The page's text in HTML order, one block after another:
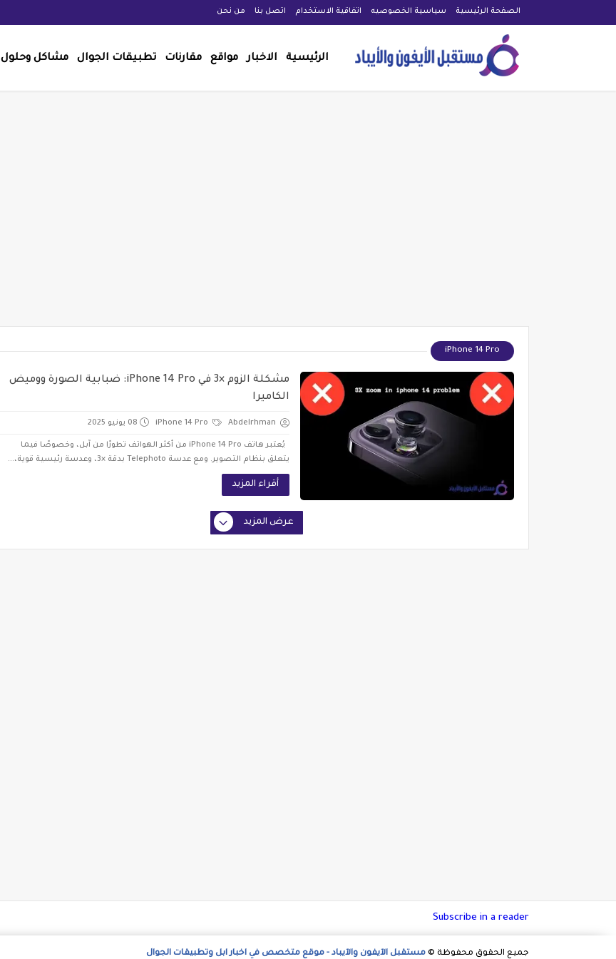
الصفحة الرئيسية سياسية الخصوصيه اتفاقية الاستخدام اتصل بنا من نحن
الرئيسية الاخبار مواقع مقارنات تطبيقات الجوال مشاكل وحلول
iPhone 14 Pro
مشكلة الزوم ×3 في iPhone 14 Pro: ضبابية الصورة ووميض
الكاميرا
Abdelrhman 08 يونيو 2025
يُعتبر هاتف iPhone 14 Pro من أكثر الهواتف تطورًا من آبل، وخصوصًا فيما
يتعلق بنظام التصوير. ومع عدسة Telephoto بدقة ×3، وعدسة رئيسية قوية،...
أقراء المزيد
عرض المزيد
Subscribe in a reader
جميع الحقوق محفوظة © مستقبل الآيفون والآيباد - موقع متخصص في اخبار ابل وتطبيقات الجوال